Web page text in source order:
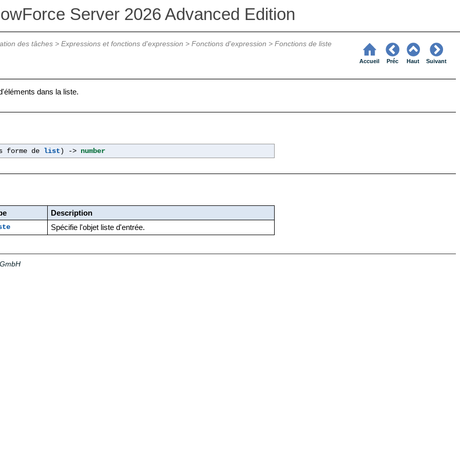
Server 2026 Advanced Edition
des tâches> Expressions et fonctions d'expression > Fonctions d'expression > Fonctions de liste
Accueil Préc Haut Suivant
dans la liste.
forme de list ) -> number
Description
Spécifie l'objet liste d'entrée.